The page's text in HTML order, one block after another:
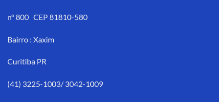
n° 800 CEP 81810-580
Bairro : Xaxim
Curitiba PR
(41) 3225-1003/ 3042-1009